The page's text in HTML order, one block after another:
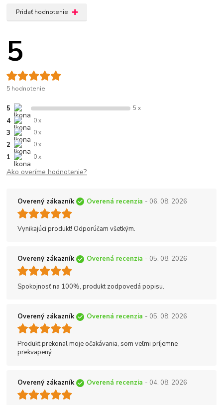
Pridať hodnotenie
5
5 hodnotenie
5 5 x
4 0 x
3 0 x
2 0 x
1 0 x
Ako overíme hodnotenie?
Overený zákazník Overená recenzia - 06. 08. 2026
Vynikajúci produkt! Odporúčam všetkým.
Overený zákazník Overená recenzia - 05. 08. 2026
Spokojnosť na 100%, produkt zodpovedá popisu.
Overený zákazník Overená recenzia - 05. 08. 2026
Produkt prekonal moje očakávania, som veľmi príjemne
prekvapený.
Overený zákazník Overená recenzia - 04. 08. 2026